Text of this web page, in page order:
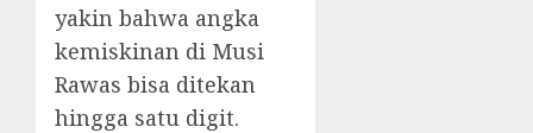
yakin bahwa ‎angka
kemiskinan di Musi
Rawas bisa ditekan
hingga satu digit.